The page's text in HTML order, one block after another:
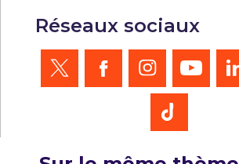
Réseaux sociaux